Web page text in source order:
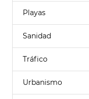
Playas
Sanidad
Tráfico
Urbanismo